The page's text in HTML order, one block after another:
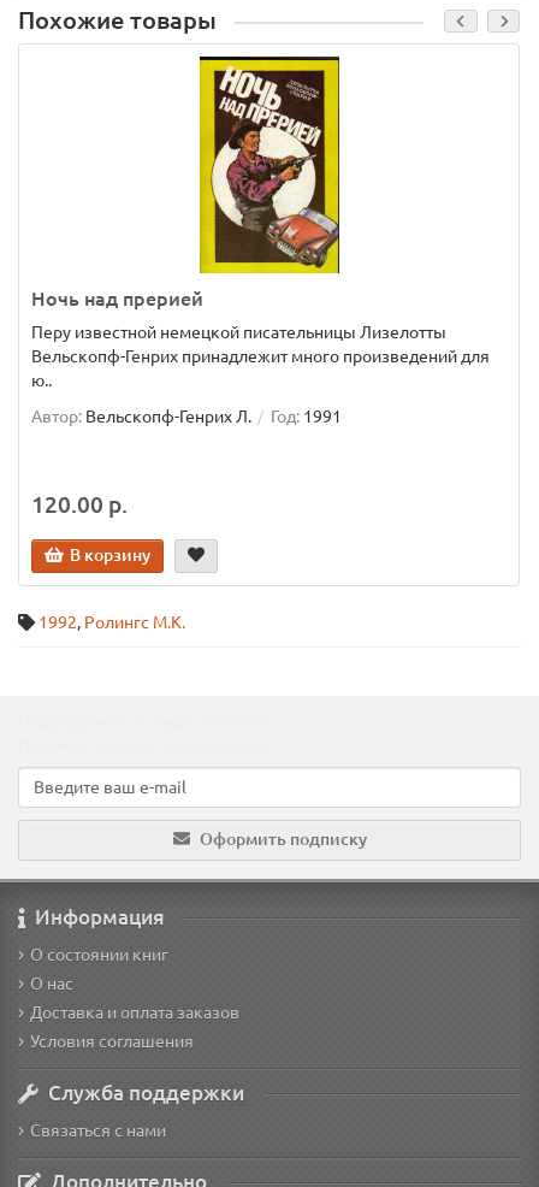
Похожие товары
Ночь над прерией
Перу известной немецкой писательницы Лизелотты
Вельскопф-Генрих принадлежит много произведений для
ю..
Автор: Вельскопф-Генрих Л. Год: 1991
120.00 р.
В корзину
1992, Ролингс М.К.
Оформить подписку
Информация
О состоянии книг
О нас
Доставка и оплата заказов
Условия соглашения
Служба поддержки
Связаться с нами
Дополнительно